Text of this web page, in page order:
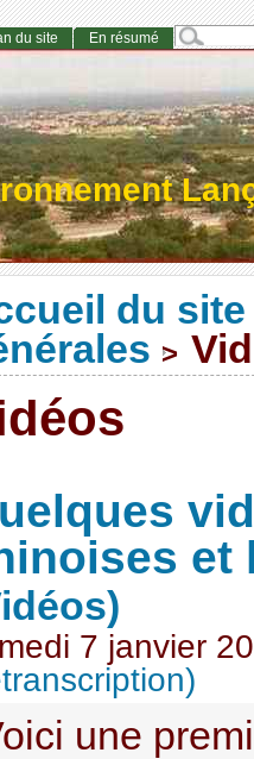
du site
>
et
7 janvier
une
du site En résumé